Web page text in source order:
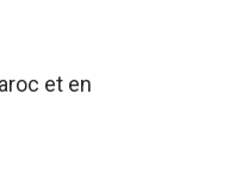
et en